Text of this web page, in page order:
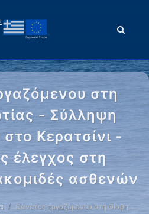
στη
- Σύλληψη
Κερατσίνι -
έλεγχος στη
ασθενών
Θάνατος εργαζόμενου στη Θίσβη …